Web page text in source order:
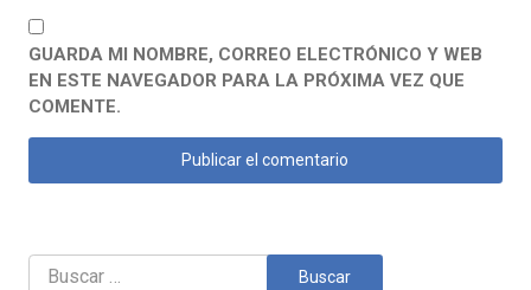
GUARDA MI NOMBRE, CORREO ELECTRÓNICO Y WEB
EN ESTE NAVEGADOR PARA LA PRÓXIMA VEZ QUE
COMENTE.
Buscar: